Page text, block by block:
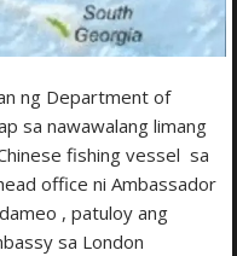
ng Department of
sa nawawalang limang
fishing vessel sa
office ni Ambassador
, patuloy ang
sa London